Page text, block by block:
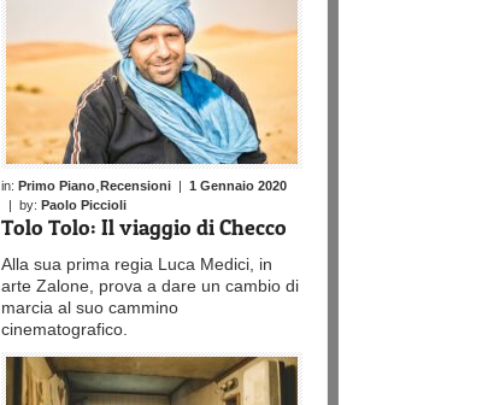
in: Primo Piano Recensioni | 1 Gennaio 2020
| by: Paolo Piccioli
Tolo Tolo: Il viaggio di Checco
Alla sua prima regia Luca Medici, in
arte Zalone, prova a dare un cambio di
marcia al suo cammino
cinematografico.